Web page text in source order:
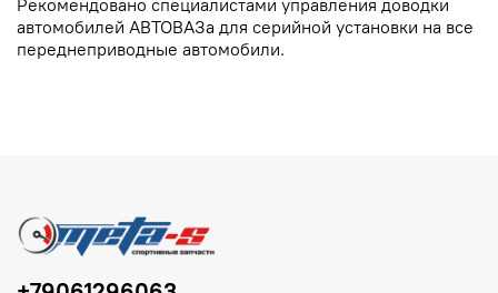
Рекомендовано специалистами управления доводки
автомобилей АВТОВАЗа для серийной установки на все
переднеприводные автомобили.